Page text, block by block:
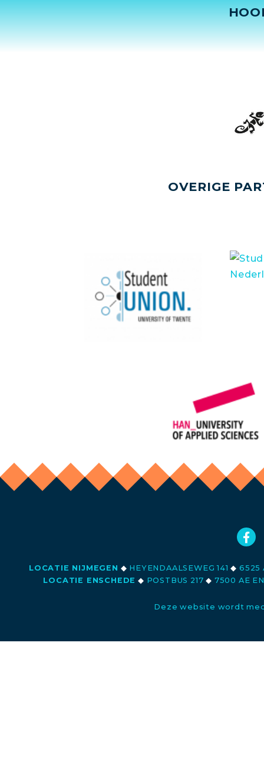
OVERIGE
LOCATIE NIJMEGEN ◆ HEYENDAALSEWEG 141◆ 6525
LOCATIE ENSCHEDE ◆ POSTBUS 217◆ 7500 AE
Deze website wordt